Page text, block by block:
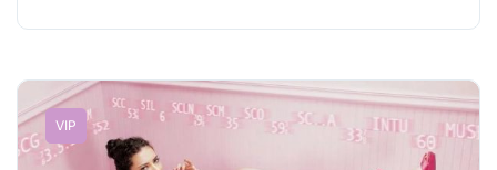
VIP